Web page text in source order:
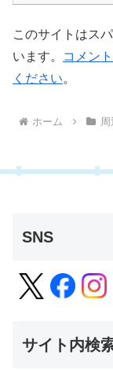
このサイトはス
います。
コメン
ください。
ホーム
SNS
サイト内検